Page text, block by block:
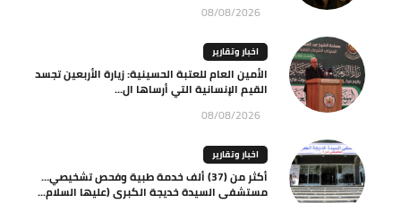
08/08/2026
اخبار وتقارير
الأمين العام للعتبة الحسينية: زيارة الأربعين تجسد
القيم الإنسانية التي أرساها ال...
08/08/2026
اخبار وتقارير
أكثر من (37) ألف خدمة طبية وفحص تشخيصي…
مستشفى السيدة خديجة الكبرى (عليها السلام...